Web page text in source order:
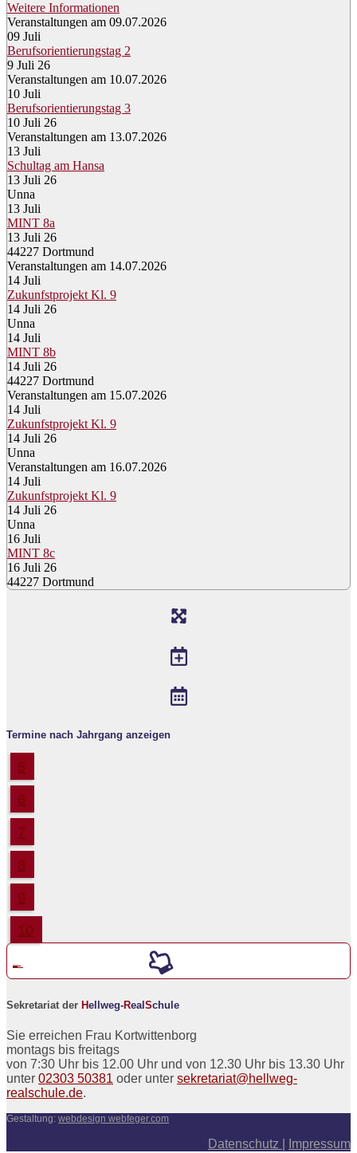
Weitere Informationen
Veranstaltungen am 09.07.2026
09 Juli
Berufsorientierungstag 2
9 Juli 26
Veranstaltungen am 10.07.2026
10 Juli
Berufsorientierungstag 3
10 Juli 26
Veranstaltungen am 13.07.2026
13 Juli
Schultag am Hansa
13 Juli 26
Unna
13 Juli
MINT 8a
13 Juli 26
44227 Dortmund
Veranstaltungen am 14.07.2026
14 Juli
Zukunfstprojekt Kl. 9
14 Juli 26
Unna
14 Juli
MINT 8b
14 Juli 26
44227 Dortmund
Veranstaltungen am 15.07.2026
14 Juli
Zukunfstprojekt Kl. 9
14 Juli 26
Unna
Veranstaltungen am 16.07.2026
14 Juli
Zukunfstprojekt Kl. 9
14 Juli 26
Unna
16 Juli
MINT 8c
16 Juli 26
44227 Dortmund
Termine nach Jahrgang anzeigen
5
6
7
8
9
10
Sekretariat der Hellweg-RealSchule
Sie erreichen Frau Kortwittenborg
montags bis freitags
von 7:30 Uhr bis 12.00 Uhr und von 12.30 Uhr bis 13.30 Uhr
unter 02303 50381 oder unter sekretariat@hellweg-
realschule.de.
Gestaltung: webdesign webfeger.com
Datenschutz Impressum